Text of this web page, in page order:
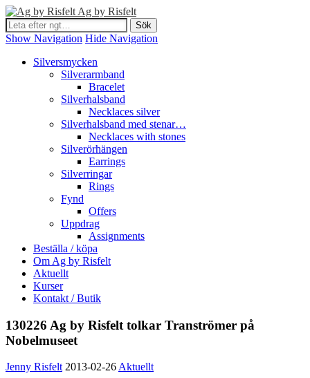
Ag by Risfelt
Show Navigation Hide Navigation
Silversmycken
Silverarmband
Bracelet
Silverhalsband
Necklaces silver
Silverhalsband med stenar…
Necklaces with stones
Silverörhängen
Earrings
Silverringar
Rings
Fynd
Offers
Uppdrag
Assignments
Beställa / köpa
Om Ag by Risfelt
Aktuellt
Kurser
Kontakt / Butik
130226 Ag by Risfelt tolkar Tranströmer på
Nobelmuseet
Jenny Risfelt 2013-02-26Aktuellt